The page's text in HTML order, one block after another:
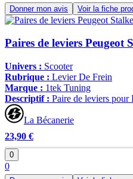
Donner mon avis Voir la fiche
Paires de leviers Peugeot
Univers : Scooter
Rubrique : Levier De Frein
Marque : 1tek Tuning
Descriptif : Paire de leviers pour
La Bécanerie
23,90 €
0
0